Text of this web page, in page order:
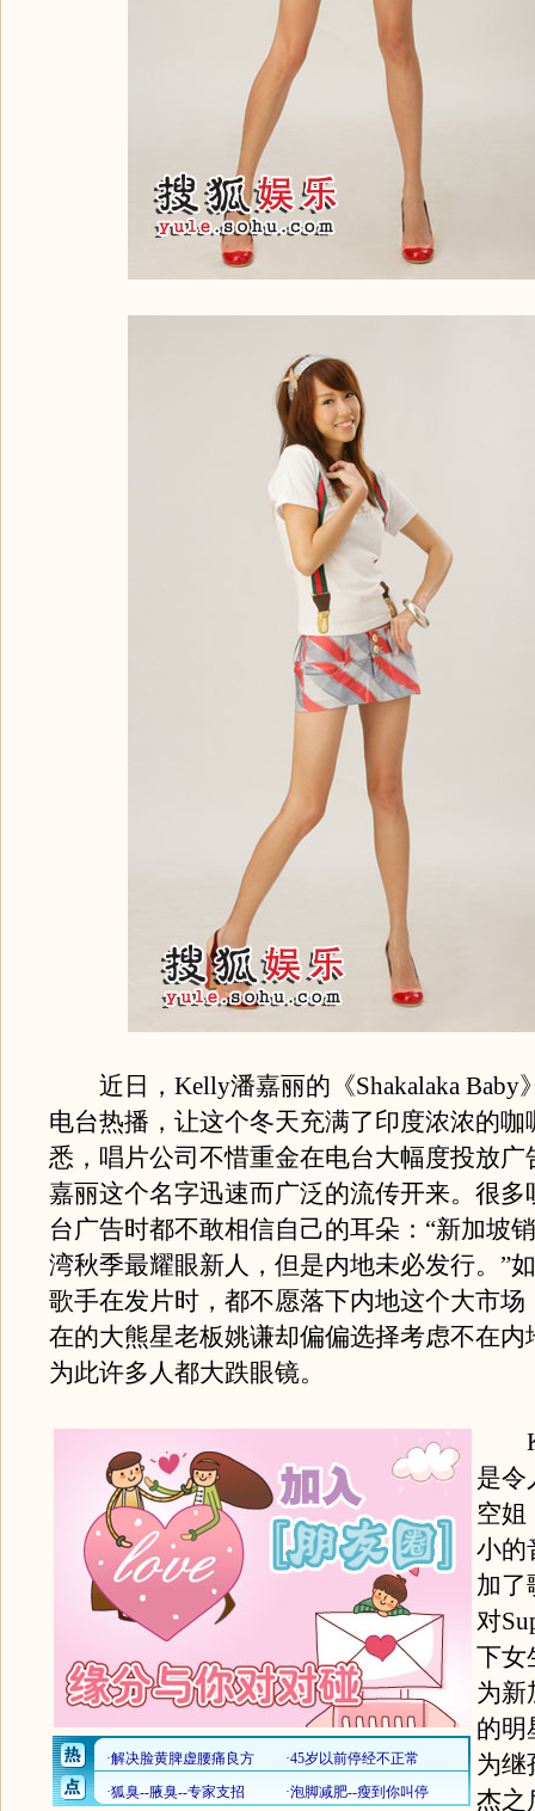
近日，Kelly潘嘉丽的《Shakalaka Baby
电台热播，让这个冬天充满了印度浓浓的咖
悉，唱片公司不惜重金在电台大幅度投放广
嘉丽这个名字迅速而广泛的流传开来。很多
台广告时都不敢相信自己的耳朵：“新加坡
湾秋季最耀眼新人，但是内地未必发行。”
歌手在发片时，都不愿落下内地这个大市场
在的大熊星老板姚谦却偏偏选择考虑不在内
为此许多人都大跌眼镜。
是令
空姐
小的
加了
对
下女
为新
的明
为继
杰之